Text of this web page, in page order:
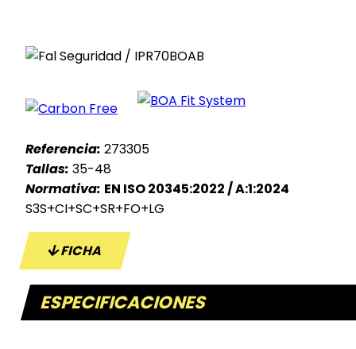
Referencia: 273305
Tallas: 35-48
Normativa: EN ISO 20345:2022 / A:1:2024
S3S+CI+SC+SR+FO+LG
FICHA
ESPECIFICACIONES